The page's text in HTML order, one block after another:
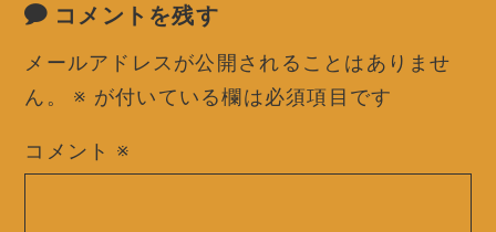
コメントを残す
メールアドレスが公開されることはありませ
ん。
※ が付いている欄は必須項目です
コメント ※